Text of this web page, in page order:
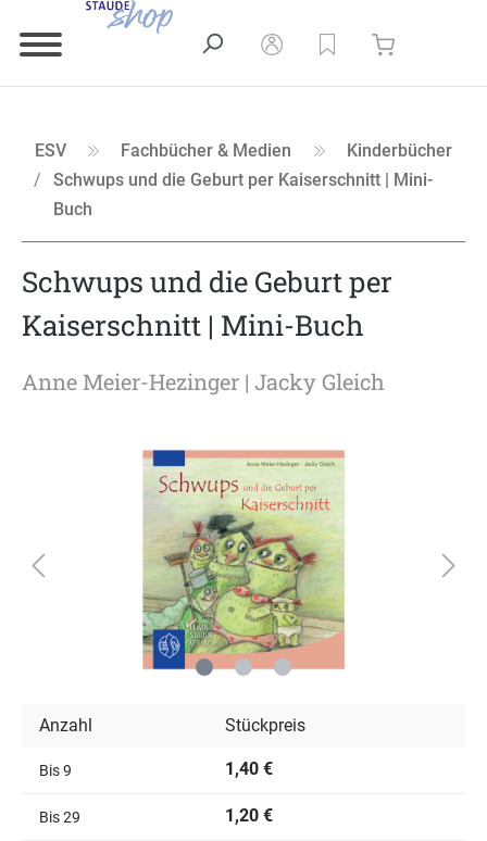
ESV Fachbücher & Medien
Kinderbücher
Schwups und die Geburt per Kaiserschnitt | Mini-
Buch
Schwups und die Geburt per
Kaiserschnitt | Mini-Buch
Anne Meier-Hezinger | Jacky Gleich
Anzahl Stückpreis
Bis9 1,40 €
Bis29 1,20 €